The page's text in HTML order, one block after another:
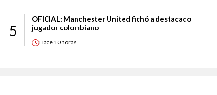
5
OFICIAL: Manchester United fichó a destacado
jugador colombiano
Hace 10 horas